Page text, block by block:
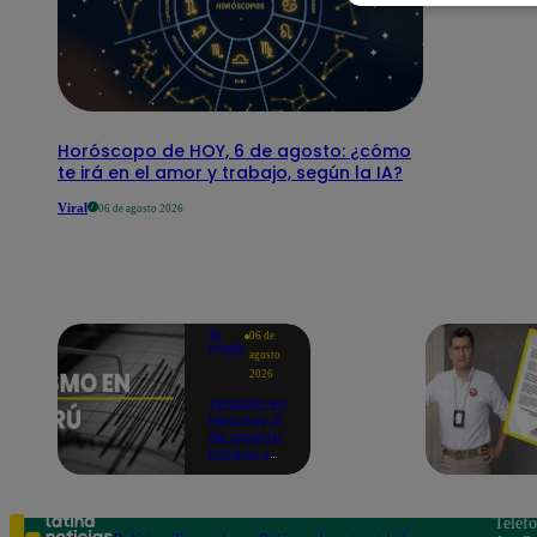
Horóscopo de HOY, 6 de agosto: ¿cómo
te irá en el amor y trabajo, según la IA?
Viral 06 de agosto 2026
Te
ayudo
06 de
agosto
2026
Temblor en
Perú hoy, 6
de agosto:
horario y
según IGP